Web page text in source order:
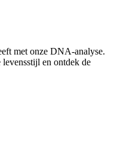
met onze DNA-analyse.
levensstijl en ontdek de